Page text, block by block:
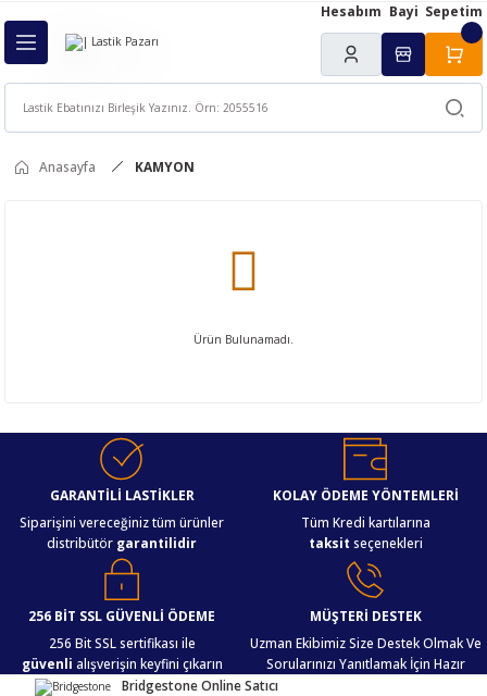
Hesabım Bayi Sepetim
Anasayfa KAMYON
Ürün Bulunamadı.
GARANTİLİ LASTİKLER
Siparişini vereceğiniz tüm ürünler
distribütör garantilidir
KOLAY ÖDEME YÖNTEMLERİ
Tüm Kredi kartılarına
taksit seçenekleri
256 BİT SSL GÜVENLİ ÖDEME
256 Bit SSL sertifikası ile
güvenli alışverişin keyfini çıkarın
MÜŞTERİ DESTEK
Uzman Ekibimiz Size Destek Olmak Ve
Sorularınızı Yanıtlamak İçin Hazır
Bridgestone Online Satıcı